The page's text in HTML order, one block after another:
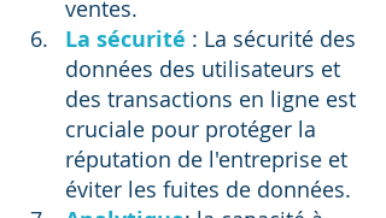
ventes.
La sécurité : La sécurité des
données des utilisateurs et
des transactions en ligne est
cruciale pour protéger la
réputation de l'entreprise et
éviter les fuites de données.